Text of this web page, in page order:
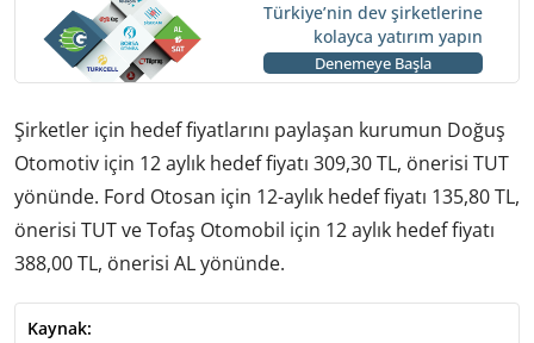
Türkiye’nin dev şirketlerine
kolayca yatırım yapın
Denemeye Başla
Şirketler için hedef fiyatlarını paylaşan kurumun Doğuş
Otomotiv için 12 aylık hedef fiyatı 309,30 TL, önerisi TUT
yönünde. Ford Otosan için 12-aylık hedef fiyatı 135,80 TL,
önerisi TUT ve Tofaş Otomobil için 12 aylık hedef fiyatı
388,00 TL, önerisi AL yönünde.
Kaynak: